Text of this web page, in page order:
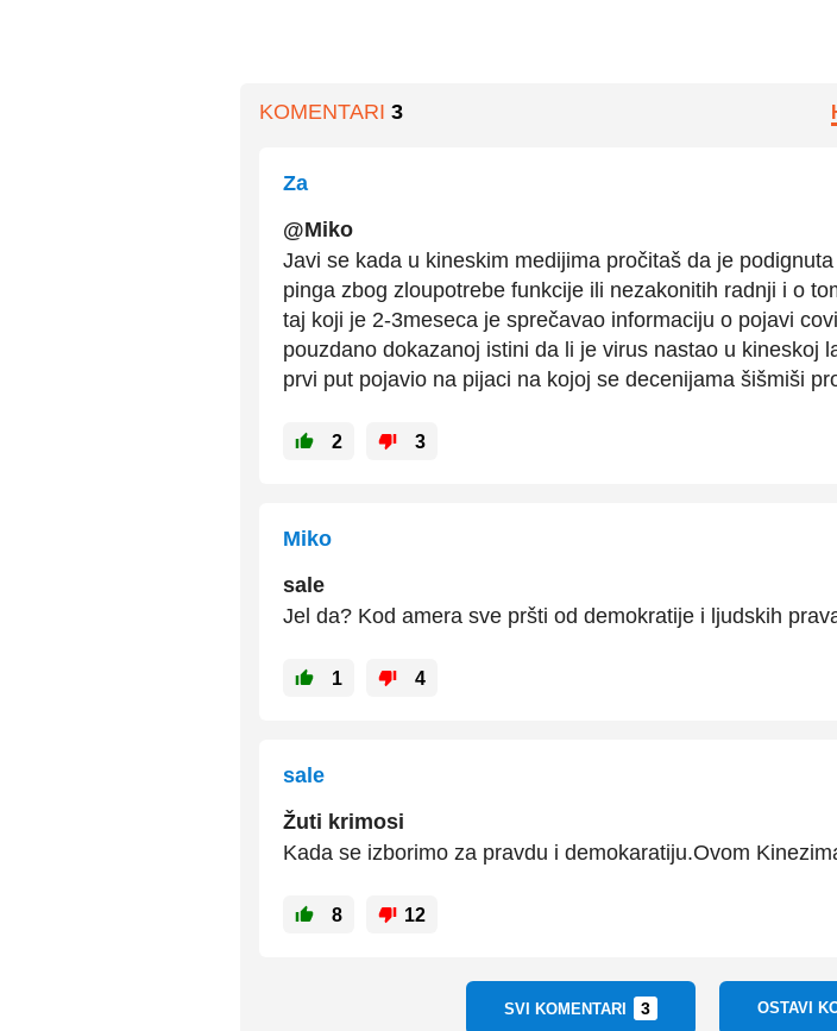
KOMENTARI 3
Za
@Miko
Javi se kada u kineskim medijima pročitaš da je
pinga zbog zloupotrebe funkcije ili nezakonitih radnji i o
taj koji je 2-3meseca je sprečavao informaciju o pojavi
pouzdano dokazanoj istini da li je virus nastao u kineskoj
prvi put pojavio na pijaci na kojoj se decenijama šišmiši
2 3
Miko
sale
Jel da? Kod amera sve pršti od demokratije i ljudskih
1 4
sale
Žuti krimosi
Kada se izborimo za pravdu i demokaratiju.Ovom
8 12
SVI KOMENTARI 3 OSTAVI